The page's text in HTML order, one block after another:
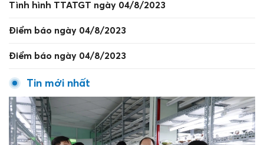
Tình hình TTATGT ngày 04/8/2023
Điểm báo ngày 04/8/2023
Điểm báo ngày 04/8/2023
Tin mới nhất